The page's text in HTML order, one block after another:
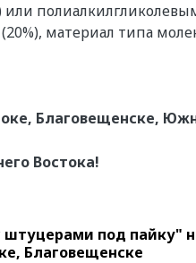
материал типа
Благовещенске,
Востока!
под
Благовещенске